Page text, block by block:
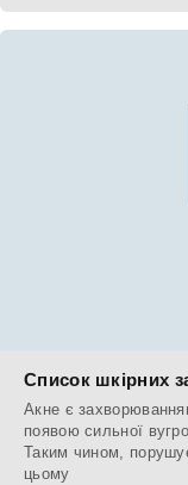
Список шкірних
Акне є
появою сильної
Таким чином,
цьому